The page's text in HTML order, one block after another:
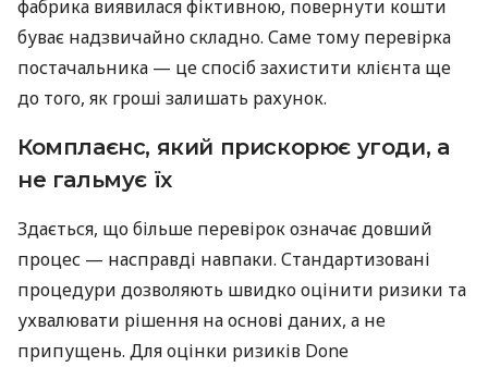
фабрика виявилася фіктивною, повернути кошти
буває надзвичайно складно. Саме тому перевірка
постачальника — це спосіб захистити клієнта ще
до того, як гроші залишать рахунок.
Комплаєнс, який прискорює угоди, а
не гальмує їх
Здається, що більше перевірок означає довший
процес — насправді навпаки. Стандартизовані
процедури дозволяють швидко оцінити ризики та
ухвалювати рішення на основі даних, а не
припущень. Для оцінки ризиків Done